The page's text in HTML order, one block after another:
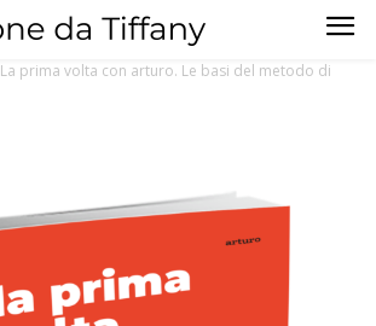
La prima volta con arturo. Le basi del metodo di